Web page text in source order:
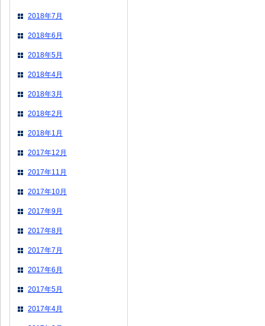
2018年7月
2018年6月
2018年5月
2018年4月
2018年3月
2018年2月
2018年1月
2017年12月
2017年11月
2017年10月
2017年9月
2017年8月
2017年7月
2017年6月
2017年5月
2017年4月